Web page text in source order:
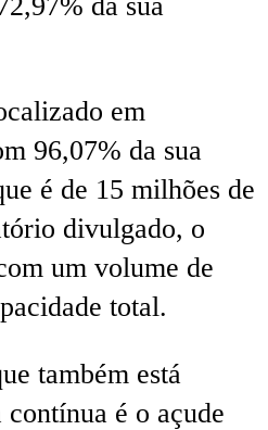
em
96,07% da sua
é de 15 milhões de
divulgado, o
um volume de
total.
também está
é o açude